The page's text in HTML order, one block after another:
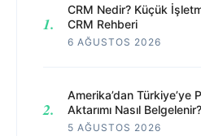
CRM Nedir? Küçük
CRM Rehberi
6 AĞUSTOS 2026
Amerika’dan Türkiye’ye
Aktarımı Nasıl Belgelenir?
5 AĞUSTOS 2026